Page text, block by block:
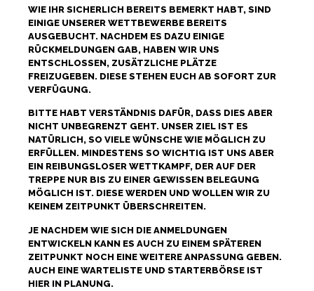
WIE IHR SICHERLICH BEREITS BEMERKT HABT, SIND
EINIGE UNSERER WETTBEWERBE BEREITS
AUSGEBUCHT. NACHDEM ES DAZU EINIGE
RÜCKMELDUNGEN GAB, HABEN WIR UNS
ENTSCHLOSSEN, ZUSÄTZLICHE PLÄTZE
FREIZUGEBEN. DIESE STEHEN EUCH AB SOFORT ZUR
VERFÜGUNG.
BITTE HABT VERSTÄNDNIS DAFÜR, DASS DIES ABER
NICHT UNBEGRENZT GEHT. UNSER ZIEL IST ES
NATÜRLICH, SO VIELE WÜNSCHE WIE MÖGLICH ZU
ERFÜLLEN. MINDESTENS SO WICHTIG IST UNS ABER
EIN REIBUNGSLOSER WETTKAMPF, DER AUF DER
TREPPE NUR BIS ZU EINER GEWISSEN BELEGUNG
MÖGLICH IST. DIESE WERDEN UND WOLLEN WIR ZU
KEINEM ZEITPUNKT ÜBERSCHREITEN.
JE NACHDEM WIE SICH DIE ANMELDUNGEN
ENTWICKELN KANN ES AUCH ZU EINEM SPÄTEREN
ZEITPUNKT NOCH EINE WEITERE ANPASSUNG GEBEN.
AUCH EINE WARTELISTE UND STARTERBÖRSE IST
HIER IN PLANUNG.